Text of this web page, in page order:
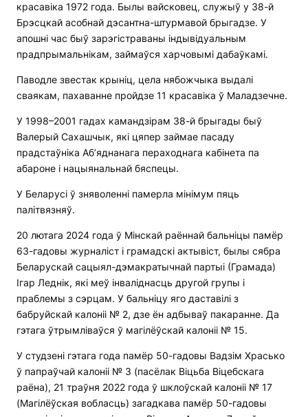
красавіка 1972 года. Былы вайсковец, служыў у 38-й
Брэсцкай асобнай дэсантна-штурмавой брыгадзе. У
апошні час быў зарэгістраваны індывідуальным
прадпрымальнікам, займаўся харчовымі дабаўкамі.
Паводле звестак крыніц, цела нябожчыка выдалі
сваякам, пахаванне пройдзе 11 красавіка ў Маладзечне.
У 1998–2001 гадах камандзірам 38-й брыгады быў
Валерый Сахашчык, які цяпер займае пасаду
прадстаўніка Аб’яднанага пераходнага кабінета па
абароне і нацыянальнай бяспецы.
У Беларусі ў зняволенні памерла мінімум пяць
палітвязняў.
20 лютага 2024 года ў Мінскай раённай бальніцы памёр
63-гадовы журналіст і грамадскі актывіст, былы сябра
Беларускай сацыял-дэмакратычнай партыі (Грамада)
Ігар Леднік, які меў інваліднасць другой групы і
праблемы з сэрцам. У бальніцу яго даставілі з
бабруйскай калоніі № 2, дзе ён адбываў пакаранне. Да
гэтага ўтрымліваўся ў магілёўскай калоніі № 15.
У студзені гэтага года памёр 50-гадовы Вадзім Храсько
ў папраўчай калоніі № 3 (пасёлак Віцьба Віцебскага
раёна), 21 траўня 2022 года ў шклоўскай калоніі № 17
(Магілёўская вобласць) загадкава памёр 50-гадовы